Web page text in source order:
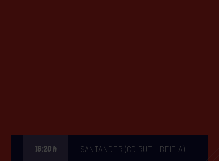
16:20 h SANTANDER (CD RUTH BEITIA)